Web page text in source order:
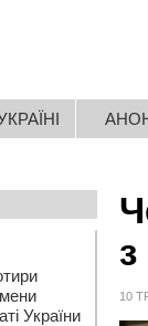
10
України